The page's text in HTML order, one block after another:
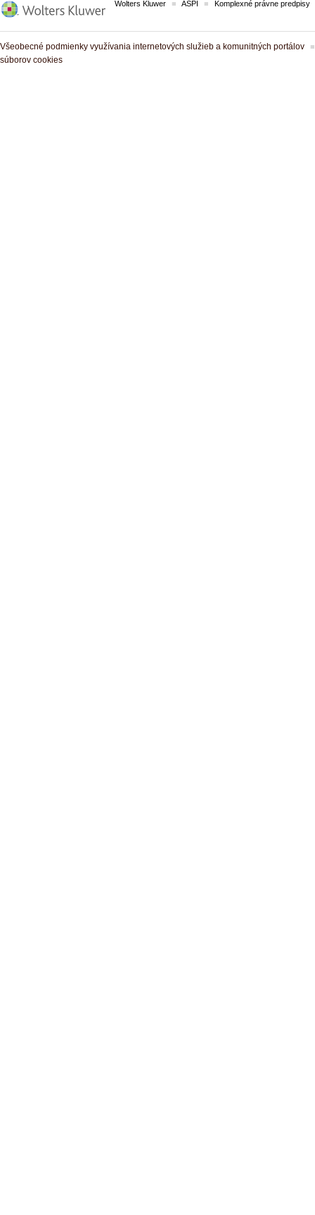
Wolters Kluwer ASPI Komplexné právne predpisy
Všeobecné podmienky využívania internetových služieb a komunitných portálov
súborov cookies